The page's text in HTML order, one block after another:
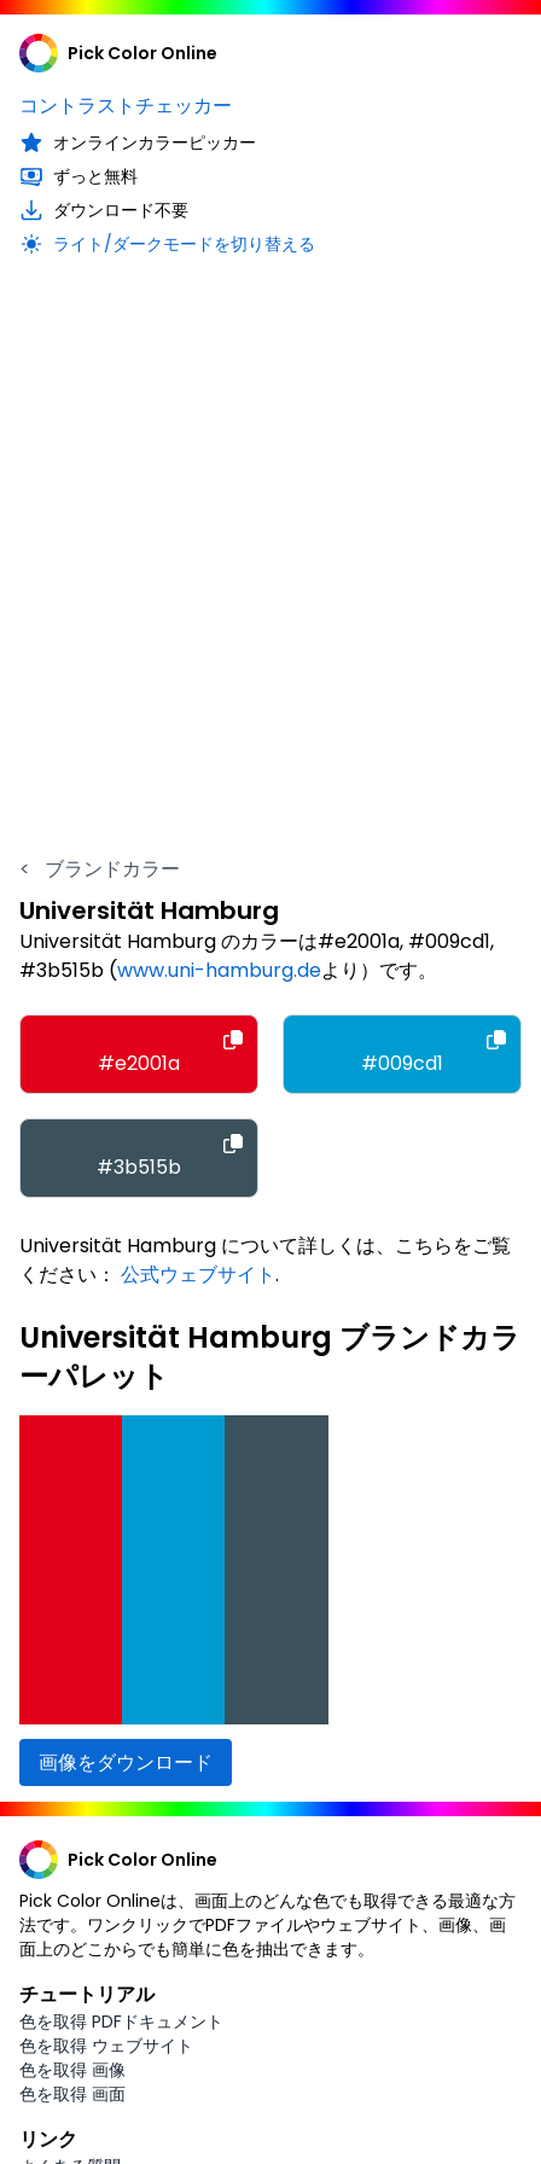
Pick Color Online
コントラストチェッカー
オンラインカラーピッカー
ずっと無料
ダウンロード不要
ライト/ダークモードを切り替える
< ブランドカラー
Universität Hamburg
Universität Hamburg のカラーは#e2001a, #009cd1,
#3b515b (www.uni-hamburg.deより）です。
#e2001a #009cd1
#3b515b
Universität Hamburg について詳しくは、こちらをご覧
ください： 公式ウェブサイト.
Universität Hamburg ブランドカラ
ーパレット
画像をダウンロード
Pick Color Online
Pick Color Onlineは、画面上のどんな色でも取得できる最適な方
法です。ワンクリックでPDFファイルやウェブサイト、画像、画
面上のどこからでも簡単に色を抽出できます。
チュートリアル
色を取得 PDFドキュメント
色を取得 ウェブサイト
色を取得 画像
色を取得 画面
リンク